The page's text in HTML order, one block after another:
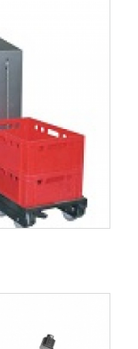
расфасовки
Диапазон
огромный. С
в сравнение